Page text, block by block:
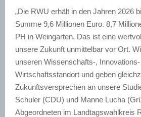
„Die RWU erhält in den Jahren 2026
Summe 9,6 Millionen Euro. 8,7
PH in Weingarten. Das ist eine
unsere Zukunft unmittelbar vor Ort.
unseren Wissenschafts-,
Wirtschaftsstandort und geben
Zukunftsversprechen an unsere
Schuler (CDU) und Manne Lucha
Abgeordneten im Landtagswahlkreis